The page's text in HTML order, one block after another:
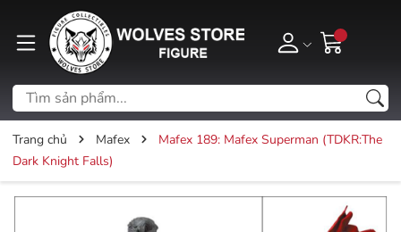
Trang chủ Mafex
Mafex 189: Mafex Superman (TDKR:The
Dark Knight Falls)